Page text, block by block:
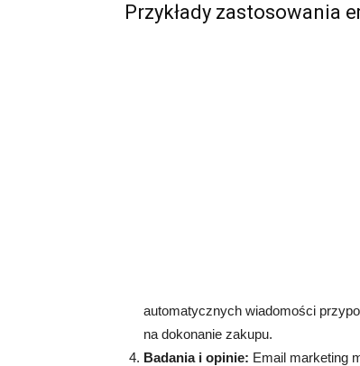
Przykłady zastosowania
automatycznych wiadomości
na dokonanie zakupu.
Badania i opinie: Email marketing